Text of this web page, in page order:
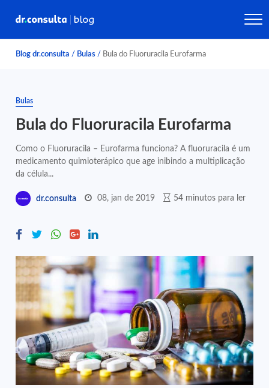
Blog dr.consulta / Bulas / Bula do Fluoruracila Eurofarma
Bulas
Bula do Fluoruracila Eurofarma
Como o Fluoruracila – Eurofarma funciona? A fluoruracila é um
medicamento quimioterápico que age inibindo a multiplicação
da célula...
dr.consulta 08, jan de 2019 54 minutos para ler